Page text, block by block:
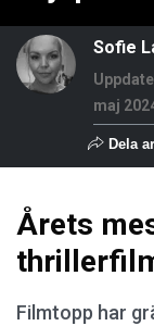
Sofie
maj
Dela
Årets
Filmtopp har